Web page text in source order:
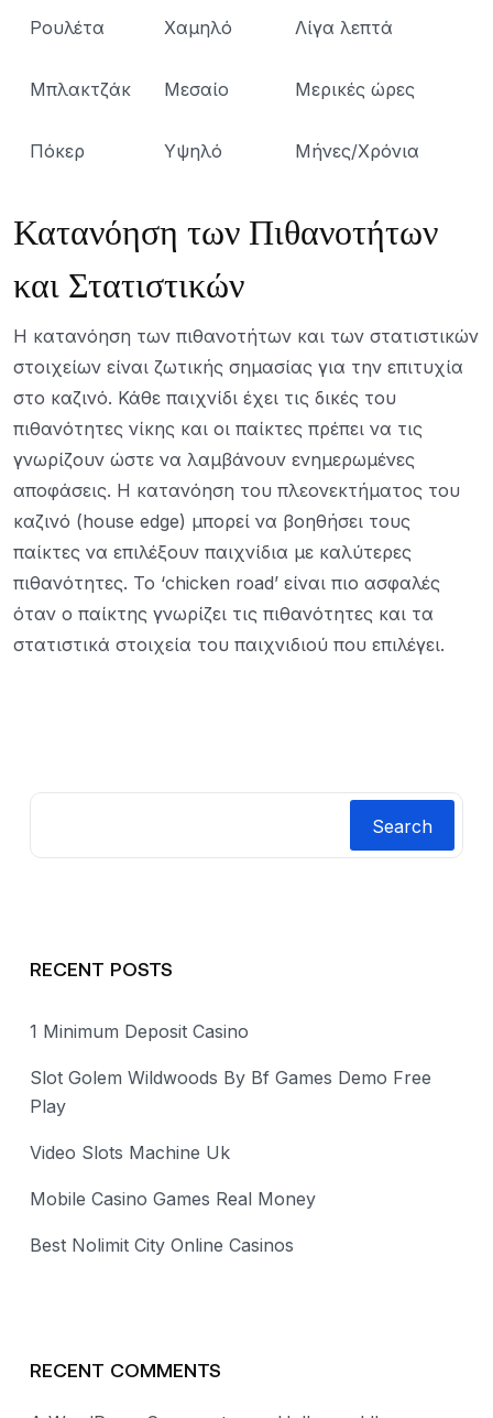
Ρουλέτα Χαμηλό Λίγα λεπτά
Μπλακτζάκ Μεσαίο Μερικές ώρες
Πόκερ Υψηλό Μήνες/Χρόνια
Κατανόηση των Πιθανοτήτων
και Στατιστικών
Η κατανόηση των πιθανοτήτων και των στατιστικών
στοιχείων είναι ζωτικής σημασίας για την επιτυχία
στο καζινό. Κάθε παιχνίδι έχει τις δικές του
πιθανότητες νίκης και οι παίκτες πρέπει να τις
γνωρίζουν ώστε να λαμβάνουν ενημερωμένες
αποφάσεις. Η κατανόηση του πλεονεκτήματος του
καζινό (house edge) μπορεί να βοηθήσει τους
παίκτες να επιλέξουν παιχνίδια με καλύτερες
πιθανότητες. Το ‘chicken road’ είναι πιο ασφαλές
όταν ο παίκτης γνωρίζει τις πιθανότητες και τα
στατιστικά στοιχεία του παιχνιδιού που επιλέγει.
Search
RECENT POSTS
1 Minimum Deposit Casino
Slot Golem Wildwoods By Bf Games Demo Free
Play
Video Slots Machine Uk
Mobile Casino Games Real Money
Best Nolimit City Online Casinos
RECENT COMMENTS